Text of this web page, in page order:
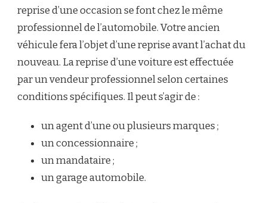
reprise d’une occasion se font chez le même
professionnel de l’automobile.Votre ancien
véhicule fera l’objet d’une reprise avant l’achat du
nouveau. La reprise d’une voiture est effectuée
par un vendeur professionnel selon certaines
conditions spécifiques. Il peut s’agir de :
un agent d’une ou plusieurs marques ;
un concessionnaire ;
un mandataire ;
un garage automobile.